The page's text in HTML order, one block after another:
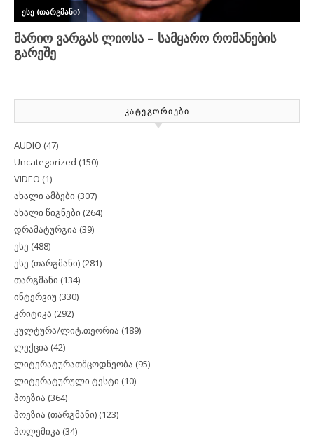
ᲙᲐᲢᲔᲒᲝᲠᲘᲔᲑᲘ
AUDIO (47)
Uncategorized (150)
VIDEO (1)
ახალი ამბები (307)
ახალი წიგნები (264)
დრამატურგია (39)
ესე (488)
ესე (თარგმანი) (281)
თარგმანი (134)
ინტერვიუ (330)
კრიტიკა (292)
კულტურა/ლიტ.თეორია (189)
ლექცია (42)
ლიტერატურათმცოდნეობა (95)
ლიტერატურული ტესტი (10)
პოეზია (364)
პოეზია (თარგმანი) (123)
პოლემიკა (34)